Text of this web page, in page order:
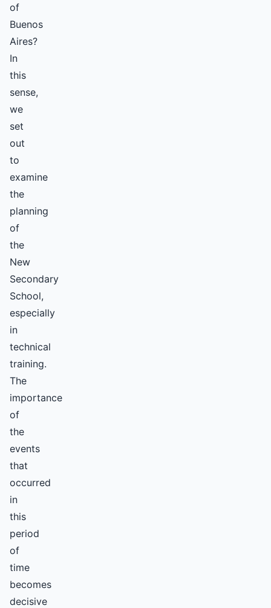
of
Buenos
Aires?
In
this
sense,
we
set
out
to
examine
the
planning
of
the
New
Secondary
School,
especially
in
technical
training.
The
importance
of
the
events
that
occurred
in
this
period
of
time
becomes
decisive